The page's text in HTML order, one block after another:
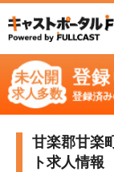
甘楽郡甘楽
ト求人情報